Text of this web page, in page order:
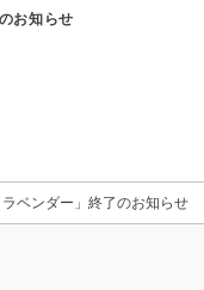
お知らせ
ベンダー」終了のお知らせ